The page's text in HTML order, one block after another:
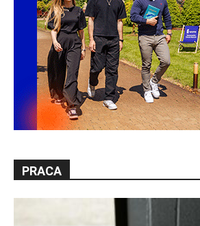
PRACA